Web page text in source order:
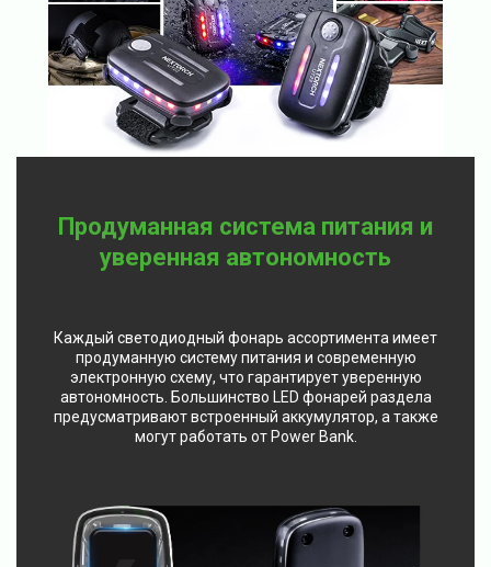
Продуманная система питания и
уверенная автономность
Каждый светодиодный фонарь ассортимента имеет
продуманную систему питания и современную
электронную схему, что гарантирует уверенную
автономность. Большинство LED фонарей раздела
предусматривают встроенный аккумулятор, а также
могут работать от Power Bank.